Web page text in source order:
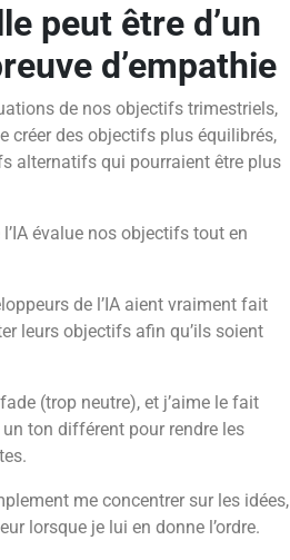
peut être d’un
d’empathie
de nos objectifs trimestriels,
créer des objectifs plus équilibrés,
alternatifs qui pourraient être plus
évalue nos objectifs tout en
de l’IA aient vraiment fait
leurs objectifs afin qu’ils soient
(trop neutre), et j’aime le fait
ton différent pour rendre les
me concentrer sur les idées,
lorsque je lui en donne l’ordre.